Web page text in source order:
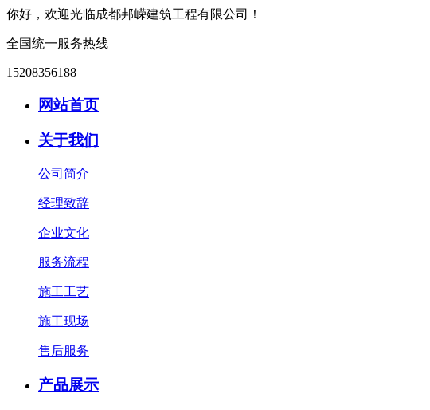
你好，欢迎光临成都邦嵘建筑工程有限公司！
全国统一服务热线
15208356188
网站首页
关于我们
公司简介
经理致辞
企业文化
服务流程
施工工艺
施工现场
售后服务
产品展示